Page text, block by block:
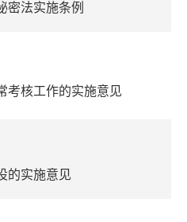
密法实施条例
考核工作的实施意见
的实施意见